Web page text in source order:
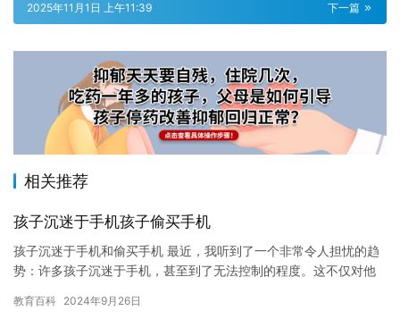
下一篇
2025年11月1日 上午11:39
相关推荐
孩子沉迷于手机孩子偷买手机
孩子沉迷于手机和偷买手机 最近，我听到了一个非常令人担忧的趋
势：许多孩子沉迷于手机，甚至到了无法控制的程度。这不仅对他
买手…
教育百科 2024年9月26日